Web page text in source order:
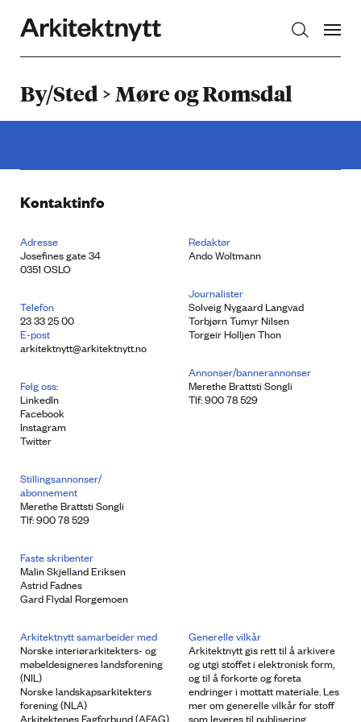
By/Sted > Møre og Romsdal
Kontaktinfo
Adresse
Josefines gate 34
0351 OSLO
Telefon
23 33 25 00
E-post
arkitektnytt@arkitektnytt.no
Følg oss:
LinkedIn
Facebook
Instagram
Twitter
Redaktør
Ando Woltmann
Journalister
Solveig Nygaard Langvad
Torbjørn Tumyr Nilsen
Torgeir Holljen Thon
Annonser/bannerannonser
Merethe Brattsti Songli
Tlf: 900 78 529
Stillingsannonser/
abonnement
Merethe Brattsti Songli
Tlf: 900 78 529
Faste skribenter
Malin Skjelland Eriksen
Astrid Fadnes
Gard Flydal Rorgemoen
Arkitektnytt samarbeider med
Norske interiørarkitekters- og
møbeldesigneres landsforening
(NIL)
Norske landskapsarkitekters
forening (NLA)
Arkitektenes Fagforbund (AFAG)
Generelle vilkår
Arkitektnytt gis rett til å arkivere
og utgi stoffet i elektronisk form,
og til å forkorte og foreta
endringer i mottatt materiale. Les
mer om generelle vilkår for stoff
som leveres til publisering.